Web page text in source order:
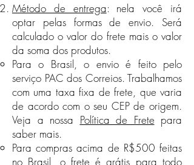
seu CEP de origem, sendo os
seguintes valores:​​
Toda região Sul, São Paulo e
Rio de Janeiro: Frete Grátis
Minas Gerais, Mato Grosso do
Sul e Distrito Federal: R$10,00
Espírito Santo e Mato Grosso:
R$20,00
Goiás: R$36,00
Toda região Norte e Nordeste:
R$45,00
Para compras acima de R$300
despesas com o frete, ficam a cargo
da Austral.
No caso de devolução, iremos efetuar
o estorno da compra após
comprovante de envio da peça à
Austral. Neste caso, as despesas com
o frete, ficam a cargo da Austral.
Se configura mau uso:
Peças manchadas por sujeira
Peças quebradas
Peças incompletas
Peças arranhadas
Método de entrega: nela você irá
optar pelas formas de envio. Será
calculado o valor do frete mais o valor
da soma dos produtos.
Para o Brasil, o envio é feito pelo
serviço PAC dos Correios. Trabalhamos
com uma taxa fixa de frete, que varia
de acordo com o seu CEP de origem.
Veja a nossa Política de Frete para
saber mais.
Para compras acima de R$500 feitas
no Brasil, o frete é grátis para todo